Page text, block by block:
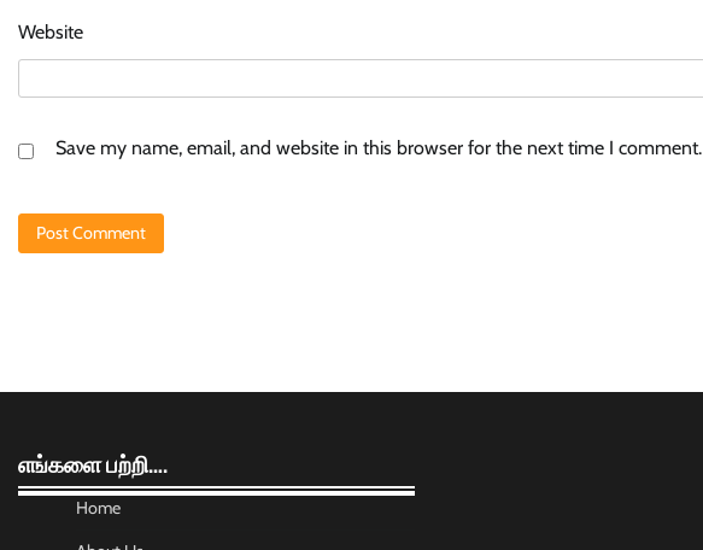
Website
Save my name, email, and website in this browser for the next time I comment.
எங்களை பற்றி….
Home